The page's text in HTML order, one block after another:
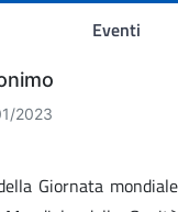
Eventi
2023
Giornata mondiale